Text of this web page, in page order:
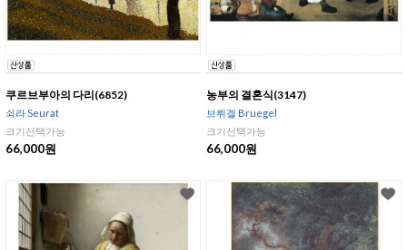
쿠르브부아의 다리(6852)
쇠라 Seurat
크기선택가능
66,000원
농부의 결혼식(3147)
브뤼겔 Bruegel
크기선택가능
66,000원